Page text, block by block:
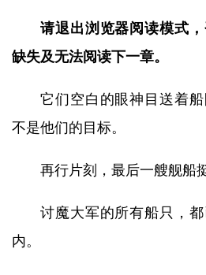
请退出浏览器阅读模式
缺失及无法阅读下一章。
它们空白的眼神目送着
不是他们的目标。
再行片刻，最后一艘舰船
讨魔大军的所有船只，
内。